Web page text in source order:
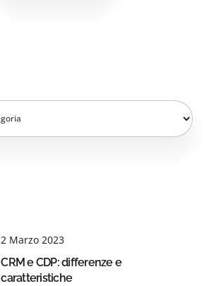
2 Marzo 2023
CRM e CDP: differenze e
caratteristiche